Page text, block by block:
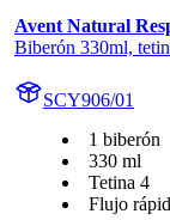
Avent Natural
Biberón 330ml,
SCY906/01
1 biberón
330 ml
Tetina 4
Flujo